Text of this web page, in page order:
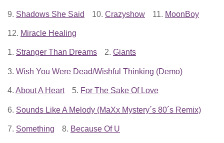
9. Shadows She Said 10. Crazyshow 11. MoonBoy
12. Miracle Healing
1. Stranger Than Dreams 2. Giants
3. Wish You Were Dead/Wishful Thinking (Demo)
4. About A Heart 5. For The Sake Of Love
6. Sounds Like A Melody (MaXx Mystery´s 80´s Remix)
7. Something 8. Because Of U